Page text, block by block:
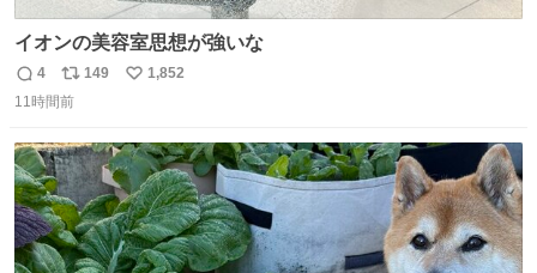
イオンの美容室思想が強いな
返
信
4
リ
ポ
ト
数
149
い
数
1,852
11時間前